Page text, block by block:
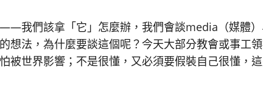
我們該拿「它」怎麼辦，我們會談media（媒體
的想法，為什麼要談這個呢？今天大部分教會或事工
被世界影響；不是很懂，又必須要假裝自己很懂，